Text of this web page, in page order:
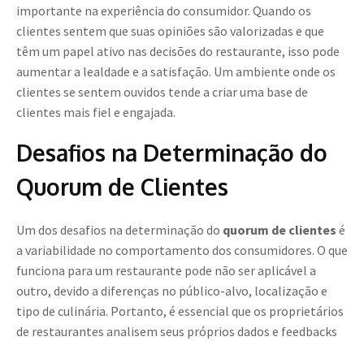
importante na experiência do consumidor. Quando os
clientes sentem que suas opiniões são valorizadas e que
têm um papel ativo nas decisões do restaurante, isso pode
aumentar a lealdade e a satisfação. Um ambiente onde os
clientes se sentem ouvidos tende a criar uma base de
clientes mais fiel e engajada.
Desafios na Determinação do
Quorum de Clientes
Um dos desafios na determinação do quorum de clientes é
a variabilidade no comportamento dos consumidores. O que
funciona para um restaurante pode não ser aplicável a
outro, devido a diferenças no público-alvo, localização e
tipo de culinária. Portanto, é essencial que os proprietários
de restaurantes analisem seus próprios dados e feedbacks